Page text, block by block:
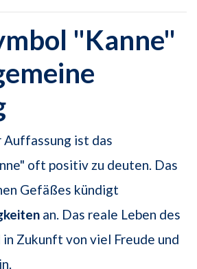
"Kanne"
Auffassung ist das
oft positiv zu deuten. Das
Gefäßes kündigt
an. Das reale Leben des
Zukunft von viel Freude und